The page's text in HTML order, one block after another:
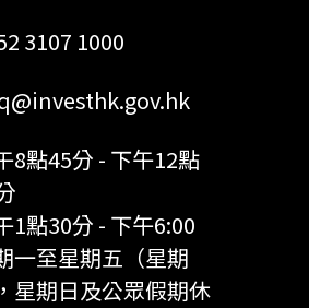
3107 1000
8點45分 - 下午12點
1點30分 - 下午6:00
一至星期五（星期
星期日及公眾假期休